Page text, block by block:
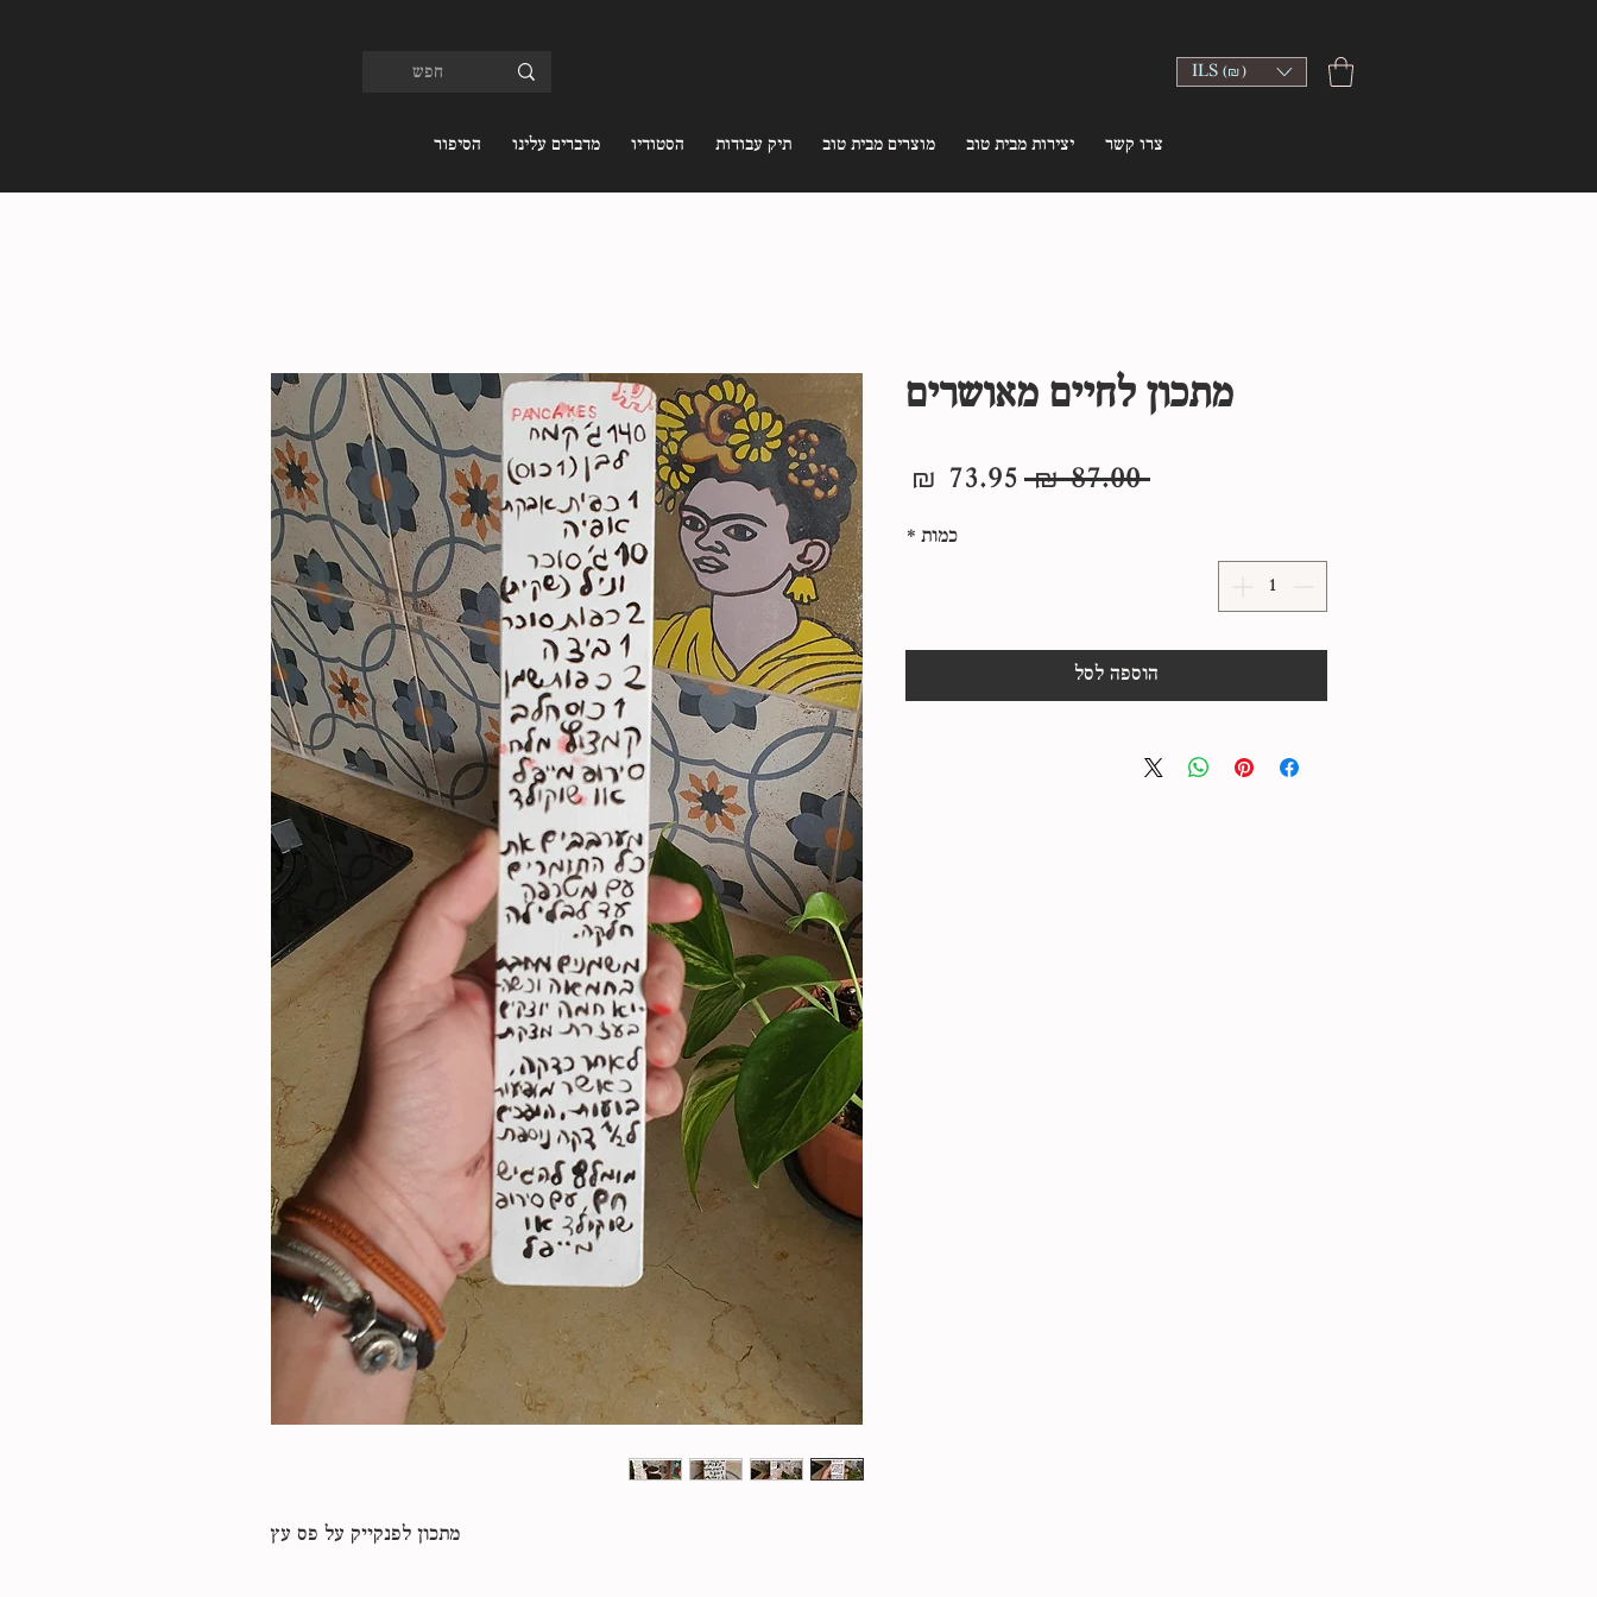
ILS (₪)
הסיפור מדברים עלינו הסטודיו תיק עבודות מוצרים מבית טוב יצירות מבית טוב צרו קשר
מתכון לפנקייק על פס עץ
מתכון לחיים מאושרים
‏87.00 ‏₪
מחיר
מחיר
מבצע כמות *
הוספה לסל